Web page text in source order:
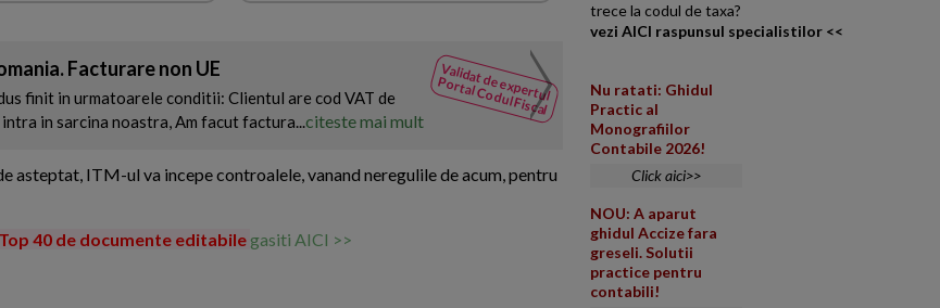
Validat de expertul
Portal Codul Fiscal
Facturare non UE
finit in urmatoarele conditii: Clientul are cod VAT de
in sarcina noastra, Am facut factura...citeste mai mult
din Codul
Fiscal
asteptat, ITM-ul va incepe controalele, vanand neregulile de acum, pentru
40 de documente editabile gasiti AICI >>
trece la codul de taxa?
vezi AICI raspunsul specialistilor <<
Nu ratati: Ghidul
Practic al
Monografiilor
Contabile 2026!
Click aici>>
NOU: A aparut
ghidul Accize fara
greseli. Solutii
practice pentru
contabili!